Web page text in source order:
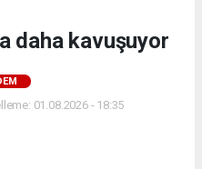
daha kavuşuyor
01.08.2026 - 18:35